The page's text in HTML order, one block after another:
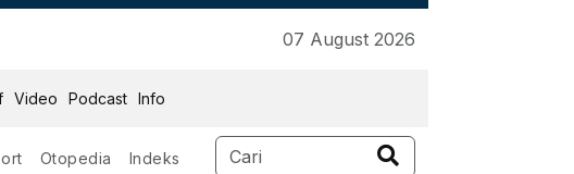
07 August 2026
Video Podcast Info
Otopedia Indeks